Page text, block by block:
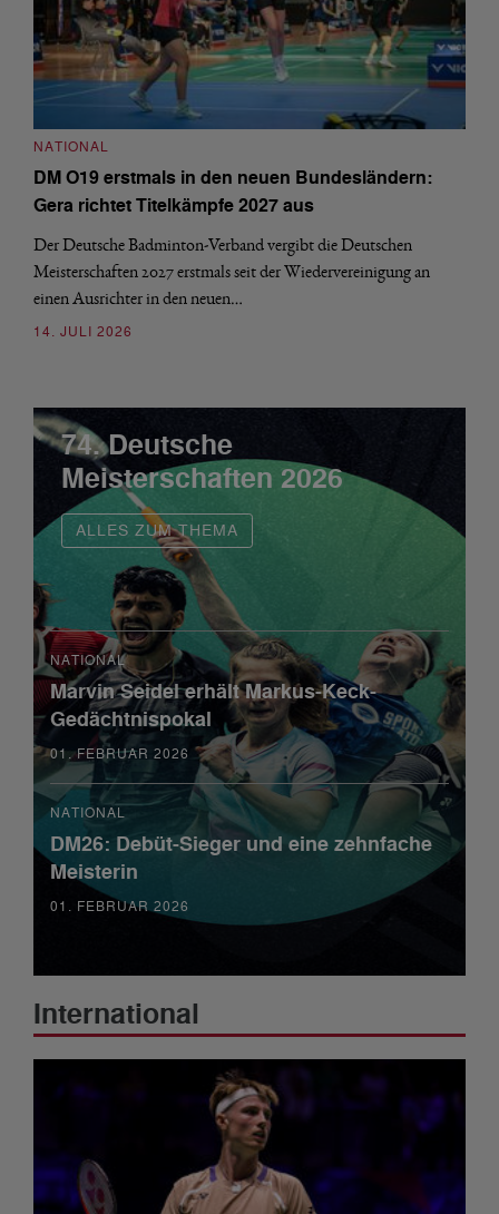
NATIONAL
DM O19 erstmals in den neuen Bundesländern:
Gera richtet Titelkämpfe 2027 aus
Der Deutsche Badminton-Verband vergibt die Deutschen
Meisterschaften 2027 erstmals seit der Wiedervereinigung an
einen Ausrichter in den neuen…
14. JULI 2026
74. Deutsche
Meisterschaften 2026
ALLES ZUM THEMA
NATIONAL
Marvin Seidel erhält Markus-Keck-
Gedächtnispokal
01. FEBRUAR 2026
NATIONAL
DM26: Debüt-Sieger und eine zehnfache
Meisterin
01. FEBRUAR 2026
International